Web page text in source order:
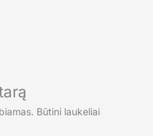
Būtini laukeliai